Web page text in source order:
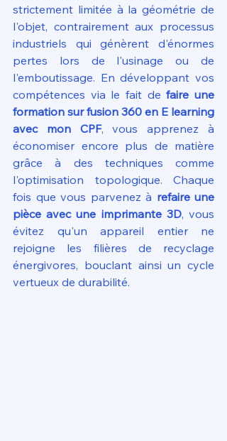
strictement limitée à la géométrie de
l'objet, contrairement aux processus
industriels qui génèrent d'énormes
pertes lors de l'usinage ou de
l'emboutissage. En développant vos
compétences via le fait de faire une
formation sur fusion 360 en E learning
avec mon CPF, vous apprenez à
économiser encore plus de matière
grâce à des techniques comme
l'optimisation topologique. Chaque
fois que vous parvenez à refaire une
pièce avec une imprimante 3D, vous
évitez qu'un appareil entier ne
rejoigne les filières de recyclage
énergivores, bouclant ainsi un cycle
vertueux de durabilité.